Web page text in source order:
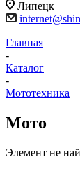
Липецк
Главная
-
Каталог
-
Мототехника
Мото
Элемент не